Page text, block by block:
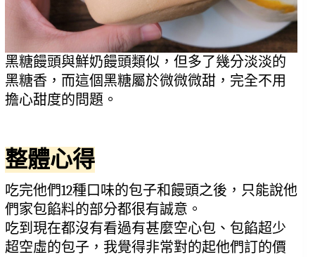
黑糖饅頭與鮮奶饅頭類似，但多了幾分淡淡的
黑糖香，而這個黑糖屬於微微微甜，完全不用
擔心甜度的問題。
整體心得
吃完他們12種口味的包子和饅頭之後，只能說他
們家包餡料的部分都很有誠意。
吃到現在都沒有看過有甚麼空心包、包餡超少
超空虛的包子，我覺得非常對的起他們訂的價